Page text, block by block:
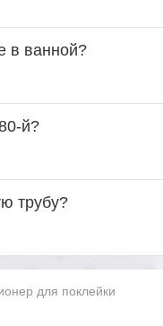
в ванной?
й?
трубу?
для поклейки